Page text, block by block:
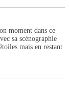
moment dans ce
sa scénographie
mais en restant